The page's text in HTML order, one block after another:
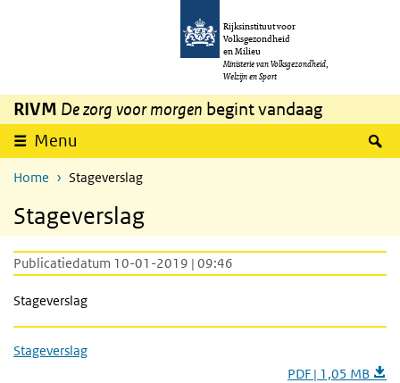
Overslaan en naar de inhoud gaan
Rijksinstituut voor
Volksgezondheid
en Milieu
Ministerie van Volksgezondheid,
Welzijn en Sport
RIVM De zorg voor morgen begint vandaag
Menu
Home Stageverslag
Stageverslag
Publicatiedatum 10-01-2019 | 09:46
Stageverslag
Stageverslag
PDF | 1,05 MB